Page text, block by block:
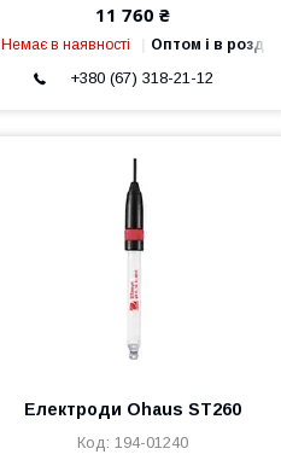
11 760 ₴
Немає в наявності Оптом і в роздріб
+380 (67) 318-21-12
Електроди Ohaus ST260
194-01240